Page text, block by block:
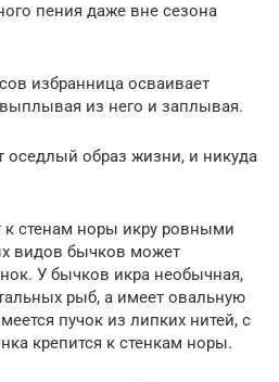
пения даже вне сезона
избранница осваивает
из него и заплывая.
оседлый образ жизни, и никуда
к стенам норы икру ровными
видов бычков может
У бычков икра необычная,
рыб, а имеет овальную
пучок из липких нитей, с
крепится к стенкам норы.